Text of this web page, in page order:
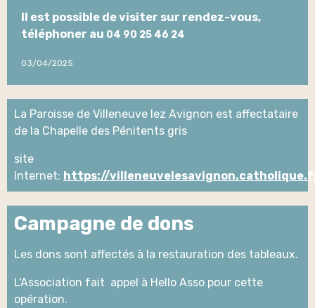
Il est possible de visiter sur rendez-vous,
téléphoner au 04 90 25 46 24
03/04/2025
La Paroisse de Villeneuve lez Avignon est affectataire
de la Chapelle des Pénitents gris
site
Internet: https://
Campagne de dons
Les dons sont affectés à la restauration des tableaux.
L'Association fait appel à Hello Asso pour cette
opération.